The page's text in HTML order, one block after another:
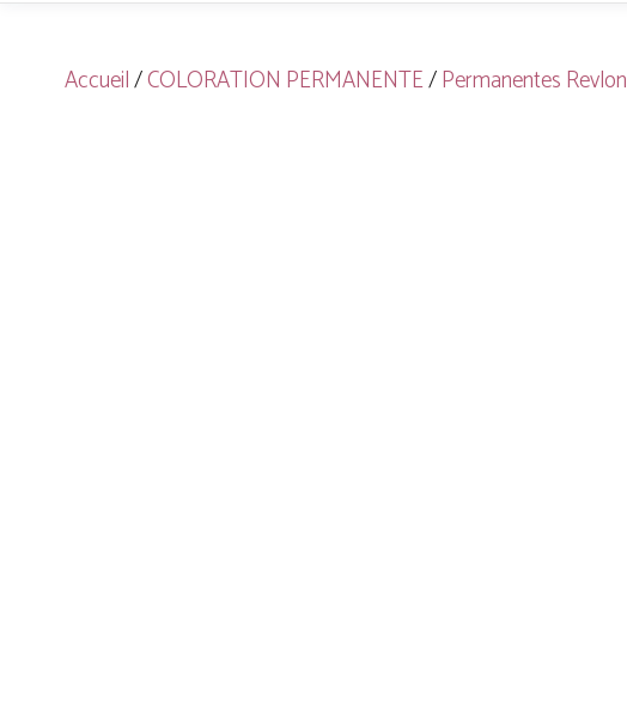
Accueil/COLORATION PERMANENTE/Permanentes Revlon